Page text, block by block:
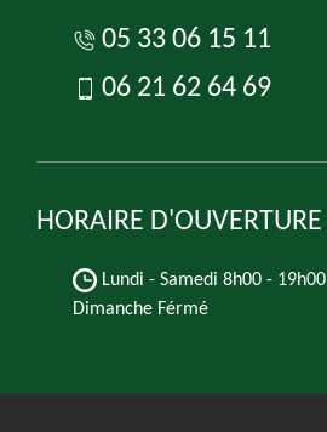
05 33 06 15 11
06 21 62 64 69
HORAIRE D'OUVERTURE
Lundi - Samedi 8h00 - 19h00
Dimanche Férmé